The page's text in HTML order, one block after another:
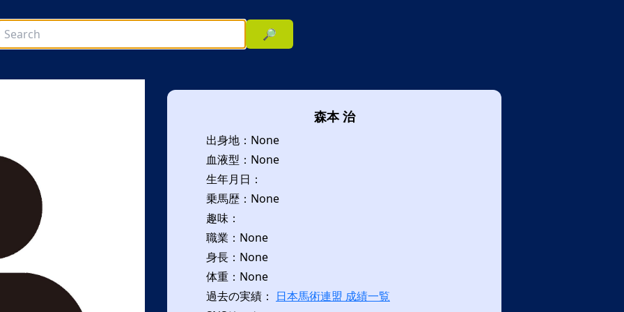
🔎
森本 治
出身地：None
血液型：None
生年月日：
乗馬歴：None
趣味：
職業：None
身長：None
体重：None
過去の実績： 日本馬術連盟 成績一覧